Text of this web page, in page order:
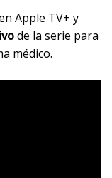
Apple TV+ y
de la serie para
médico.